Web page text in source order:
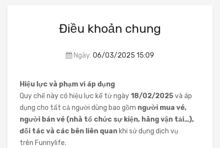
Điều khoản chung
Ngày: 06/03/2025 15:09
Hiệu lực và phạm vi áp dụng
Quy chế này có hiệu lực kể từ ngày18/02/2025và áp
dụng cho tất cả người dùng bao gồm người mua vé,
người bán vé (nhà tổ chức sự kiện, hãng vận tải…),
đối tác và các bên liên quan khi sử dụng dịch vụ
trên Funnylife.